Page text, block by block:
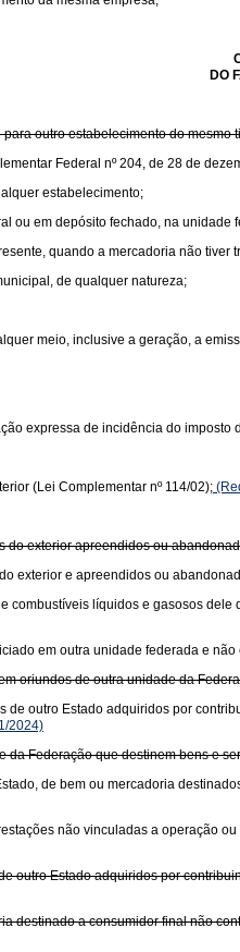
DO
outro estabelecimento do mesmo
Federal nº 204, de 28 de
estabelecimento;
ou em depósito fechado, na unidade
quando a mercadoria não tiver
de qualquer natureza;
meio, inclusive a geração, a
expressa de incidência do
(Lei Complementar nº 114/02);
do exterior apreendidos ou
exterior e apreendidos ou
combustíveis líquidos e gasosos
em outra unidade federada e
oriundos de outra unidade da
outro Estado adquiridos por
2024)
Federação que destinem bens e
de bem ou mercadoria
não vinculadas a operação
outro Estado adquiridos por
destinado a consumidor final não